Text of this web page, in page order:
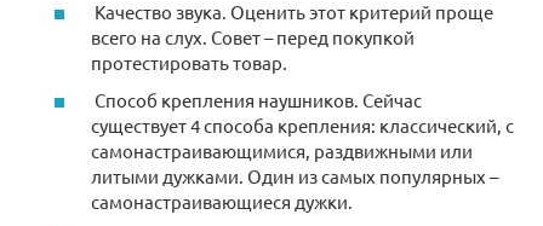
Качество звука. Оценить этот критерий проще
всего на слух. Совет – перед покупкой
протестировать товар.
Способ крепления наушников. Сейчас
существует 4 способа крепления: классический, с
самонастраивающимися, раздвижными или
литыми дужками. Один из самых популярных –
самонастраивающиеся дужки.